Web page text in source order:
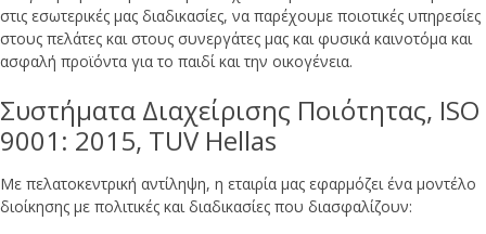
στις εσωτερικές μας διαδικασίες, να παρέχουμε ποιοτικές υπηρεσίες
στους πελάτες και στους συνεργάτες μας και φυσικά καινοτόμα και
ασφαλή προϊόντα για το παιδί και την οικογένεια.
Συστήματα Διαχείρισης Ποιότητας, ISO
9001: 2015, TUV Hellas
Με πελατοκεντρική αντίληψη, η εταιρία μας εφαρμόζει ένα μοντέλο
διοίκησης με πολιτικές και διαδικασίες που διασφαλίζουν: